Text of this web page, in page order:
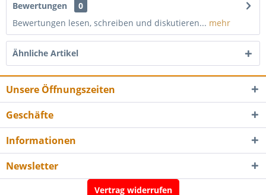
Bewertungen
0
Bewertungen lesen, schreiben und diskutieren... mehr
Ähnliche Artikel
Unsere Öffnungszeiten
Geschäfte
Informationen
Newsletter
Vertrag widerrufen